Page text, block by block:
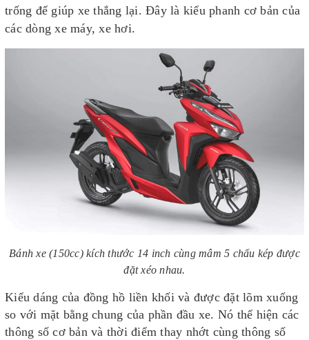
trống để giúp xe thắng lại. Đây là kiểu phanh cơ bản của
các dòng xe máy, xe hơi.
Bánh xe (150cc) kích thước 14 inch cùng mâm 5 chấu kép được
đặt xéo nhau.
Kiểu dáng của đồng hồ liền khối và được đặt lõm xuống
so với mặt bằng chung của phần đầu xe. Nó thể hiện các
thông số cơ bản và thời điểm thay nhớt cùng thông số